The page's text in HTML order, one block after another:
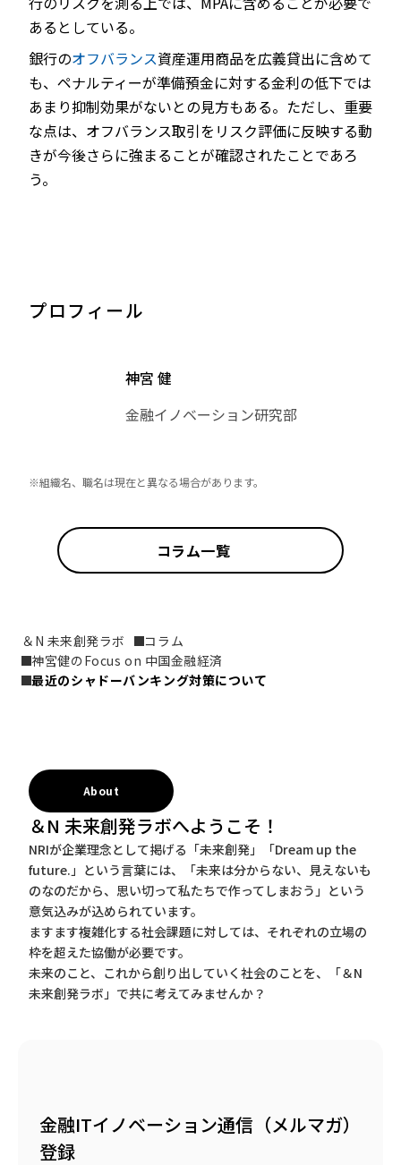
あるとしている。
銀行のオフバランス資産運用商品を広義貸出に含めて
も、ペナルティーが準備預金に対する金利の低下では
あまり抑制効果がないとの見方もある。ただし、重要
な点は、オフバランス取引をリスク評価に反映する動
きが今後さらに強まることが確認されたことであろ
う。
プロフィール
神宮 健
金融イノベーション研究部
※組織名、職名は現在と異なる場合があります。
コラム一覧
＆N 未来創発ラボ
コラム
神宮健のFocus on 中国金融経済
最近のシャドーバンキング対策について
About
＆N 未来創発ラボへようこそ！
NRIが企業理念として掲げる「未来創発」「Dream up the
future.」という言葉には、「未来は分からない、見えないも
のなのだから、思い切って私たちで作ってしまおう」という
意気込みが込められています。
ますます複雑化する社会課題に対しては、それぞれの立場の
枠を超えた協働が必要です。
未来のこと、これから創り出していく社会のことを、「＆N
未来創発ラボ」で共に考えてみませんか？
金融ITイノベーション通信（メルマガ）
登録